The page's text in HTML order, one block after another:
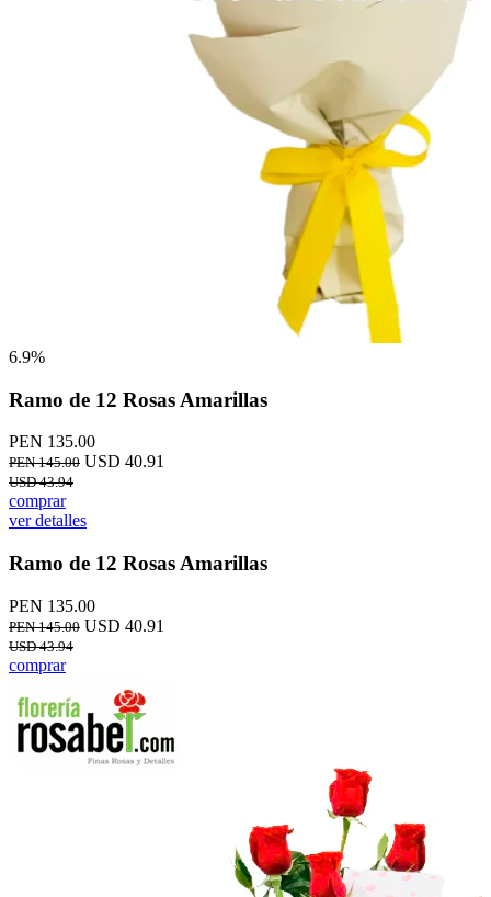
6.9%
Ramo de 12 Rosas Amarillas
PEN 135.00
PEN 145.00 USD 40.91
USD 43.94
comprar
ver detalles
Ramo de 12 Rosas Amarillas
PEN 135.00
PEN 145.00 USD 40.91
USD 43.94
comprar